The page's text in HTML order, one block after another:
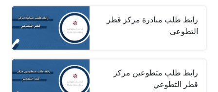
رابط طلب مبادرة مركز قطر
التطوعي
رابط طلب متطوعين مركز
قطر التطوعي